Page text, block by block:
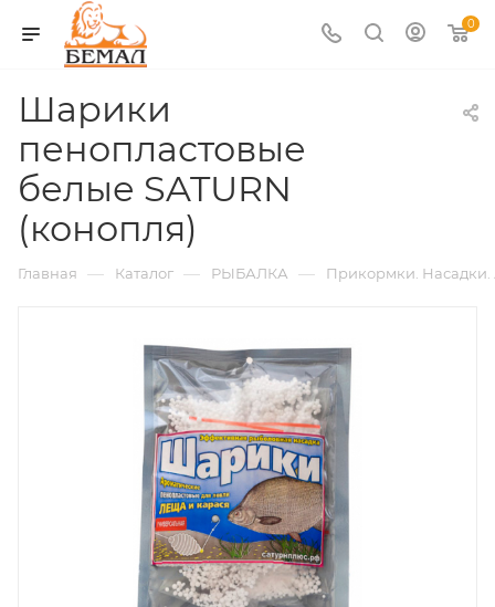
0
Шарики
пенопластовые
белые SATURN
(конопля)
Главная — Каталог — РЫБАЛКА — Прикормки. Насадки.